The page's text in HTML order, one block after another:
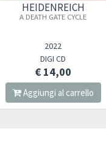
HEIDENREICH
A DEATH GATE CYCLE
2022
DIGI CD
€ 14,00
Aggiungi al carrello